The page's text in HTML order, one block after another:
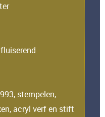
stempelen,
acryl verf en stift